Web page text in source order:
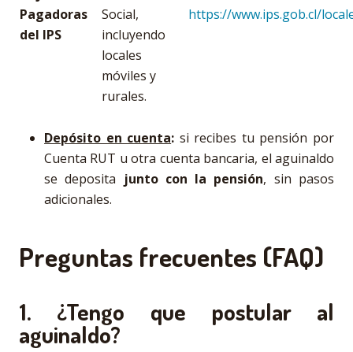
Pagadoras
del IPS
Social,
incluyendo
locales
móviles y
rurales.
https://www.ips.gob.cl/
Depósito en cuenta: si recibes tu pensión por
Cuenta RUT u otra cuenta bancaria, el aguinaldo
se deposita junto con la pensión, sin pasos
adicionales.
Preguntas frecuentes (FAQ)
1. ¿Tengo que postular al
aguinaldo?